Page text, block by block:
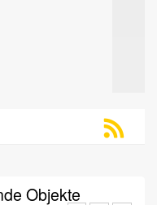
Objekte